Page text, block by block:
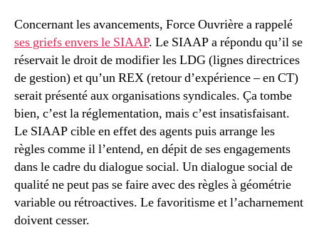
Concernant les avancements, Force Ouvrière a rappelé
ses griefs envers le SIAAP. Le SIAAP a répondu qu’il se
réservait le droit de modifier les LDG (lignes directrices
de gestion) et qu’un REX (retour d’expérience – en CT)
serait présenté aux organisations syndicales. Ça tombe
bien, c’est la réglementation, mais c’est insatisfaisant.
Le SIAAP cible en effet des agents puis arrange les
règles comme il l’entend, en dépit de ses engagements
dans le cadre du dialogue social. Un dialogue social de
qualité ne peut pas se faire avec des règles à géométrie
variable ou rétroactives. Le favoritisme et l’acharnement
doivent cesser.